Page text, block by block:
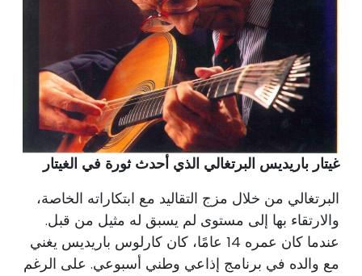
غيتار باريديس البرتغالي الذي أحدث ثورة في الغيتار
البرتغالي من خلال مزج التقاليد مع ابتكاراته الخاصة،
والارتقاء بها إلى مستوى لم يسبق له مثيل من قبل.
عندما كان عمره 14 عامًا، كان كارلوس باريديس يغني
مع والده في برنامج إذاعي وطني أسبوعي. على الرغم